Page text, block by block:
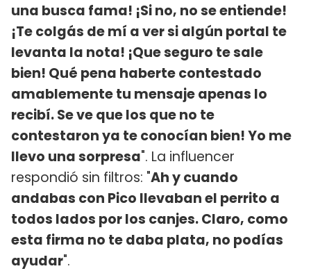
una busca fama! ¡Si no, no se entiende!
¡Te colgás de mí a ver si algún portal te
levanta la nota! ¡Que seguro te sale
bien! Qué pena haberte contestado
amablemente tu mensaje apenas lo
recibí. Se ve que los que no te
contestaron ya te conocían bien! Yo me
llevo una sorpresa". La influencer
respondió sin filtros: "Ah y cuando
andabas con Pico llevaban el perrito a
todos lados por los canjes. Claro, como
esta firma no te daba plata, no podías
ayudar".